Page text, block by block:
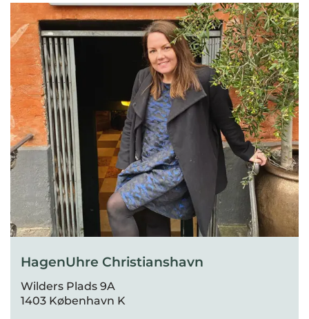
HagenUhre Christianshavn
Wilders Plads 9A
1403 København K